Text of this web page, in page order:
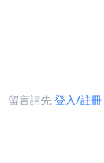
留言請先登入/註冊